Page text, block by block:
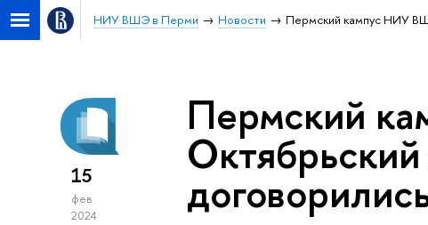
НИУ ВШЭ в Перми Новости Пермский кампус НИУ
15
фев
2024
Пермский